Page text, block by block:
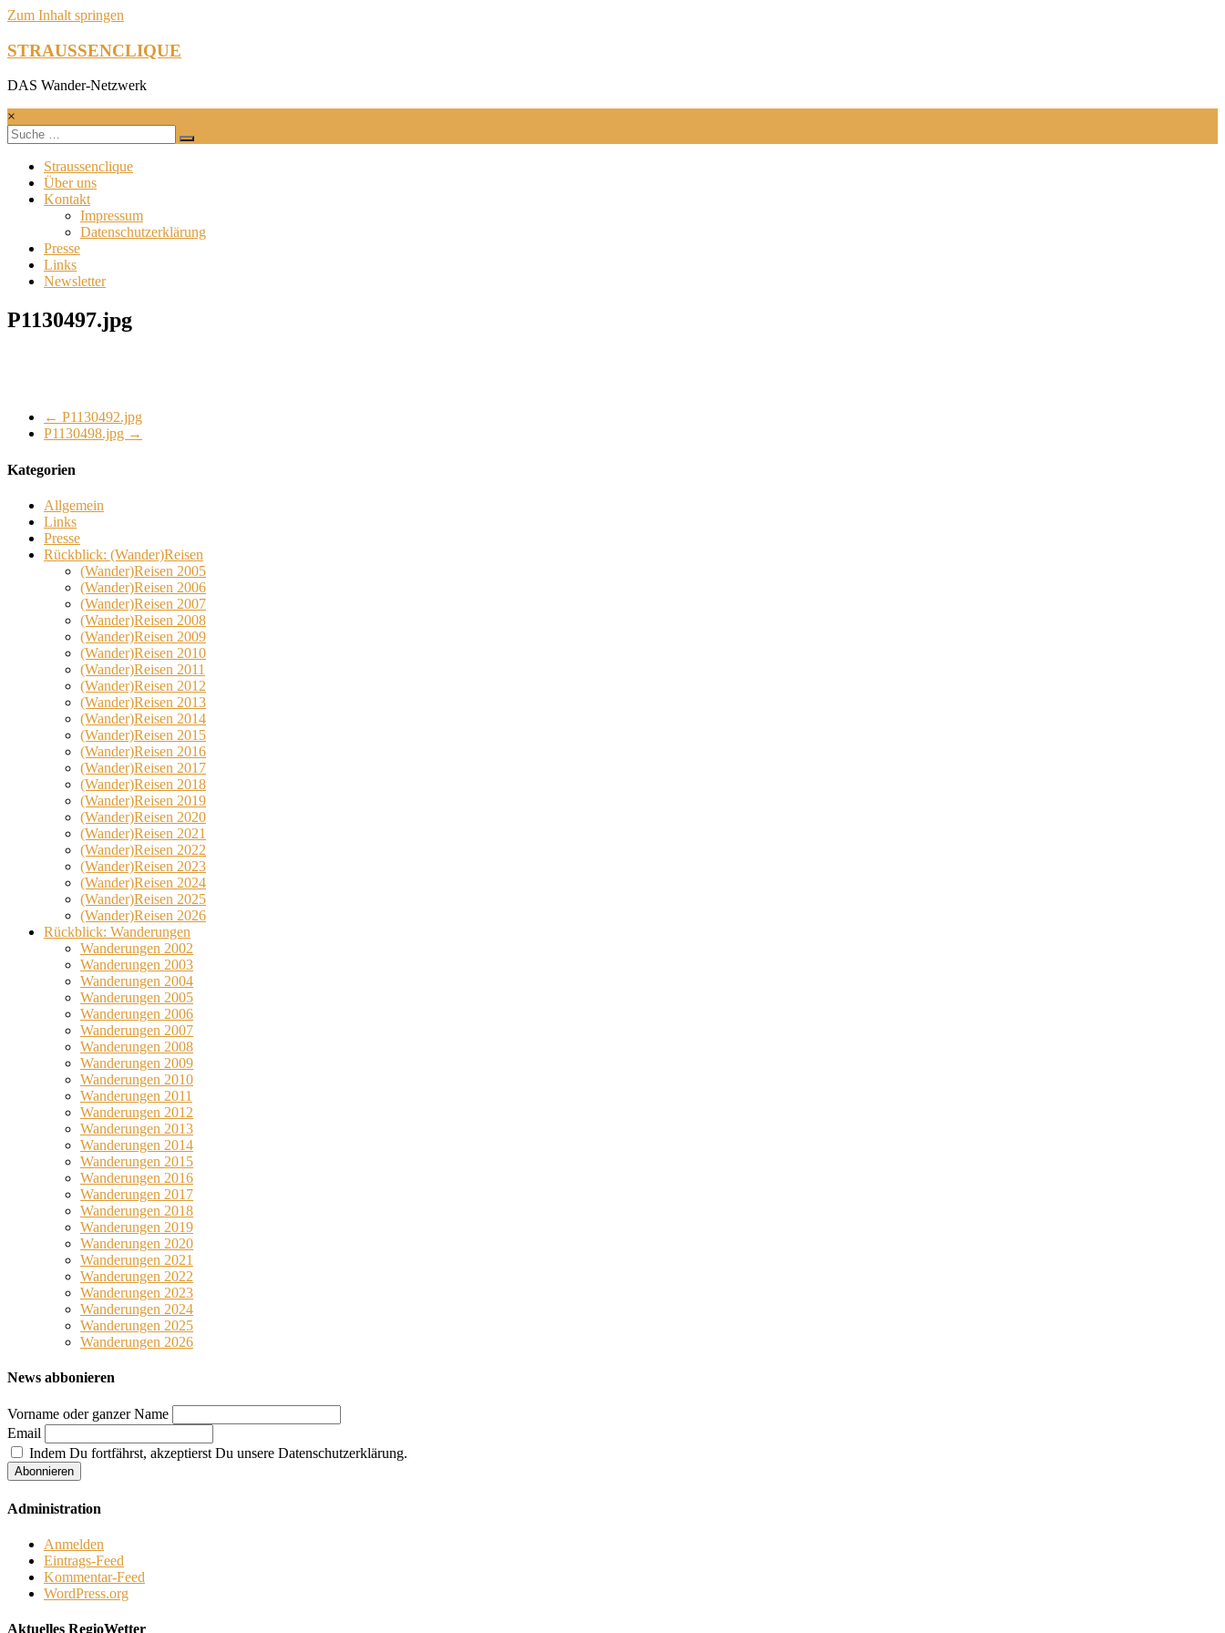
Zum Inhalt springen
STRAUSSENCLIQUE
DAS Wander-Netzwerk
×
Straussenclique
Über uns
Kontakt
Impressum
Datenschutzerklärung
Presse
Links
Newsletter
P1130497.jpg
← P1130492.jpg
P1130498.jpg →
Kategorien
Allgemein
Links
Presse
Rückblick: (Wander)Reisen
(Wander)Reisen 2005
(Wander)Reisen 2006
(Wander)Reisen 2007
(Wander)Reisen 2008
(Wander)Reisen 2009
(Wander)Reisen 2010
(Wander)Reisen 2011
(Wander)Reisen 2012
(Wander)Reisen 2013
(Wander)Reisen 2014
(Wander)Reisen 2015
(Wander)Reisen 2016
(Wander)Reisen 2017
(Wander)Reisen 2018
(Wander)Reisen 2019
(Wander)Reisen 2020
(Wander)Reisen 2021
(Wander)Reisen 2022
(Wander)Reisen 2023
(Wander)Reisen 2024
(Wander)Reisen 2025
(Wander)Reisen 2026
Rückblick: Wanderungen
Wanderungen 2002
Wanderungen 2003
Wanderungen 2004
Wanderungen 2005
Wanderungen 2006
Wanderungen 2007
Wanderungen 2008
Wanderungen 2009
Wanderungen 2010
Wanderungen 2011
Wanderungen 2012
Wanderungen 2013
Wanderungen 2014
Wanderungen 2015
Wanderungen 2016
Wanderungen 2017
Wanderungen 2018
Wanderungen 2019
Wanderungen 2020
Wanderungen 2021
Wanderungen 2022
Wanderungen 2023
Wanderungen 2024
Wanderungen 2025
Wanderungen 2026
News abbonieren
Vorname oder ganzer Name
Email
Indem Du fortfährst, akzeptierst Du unsere Datenschutzerklärung.
Administration
Anmelden
Eintrags-Feed
Kommentar-Feed
WordPress.org
Aktuelles RegioWetter